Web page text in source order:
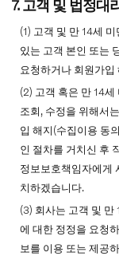
7. 고객 및 법정대
(1) 고객 및 만 14세
있는 고객 본인 또는
요청하거나 회원가
(2) 고객 혹은 만 14
조회, 수정을 위해서
입 해지(수집이용 동
인 절차를 거치신 후
정보보호책임자에게
치하겠습니다.
(3) 회사는 고객 및 만
에 대한 정정을 요청
보를 이용 또는 제공